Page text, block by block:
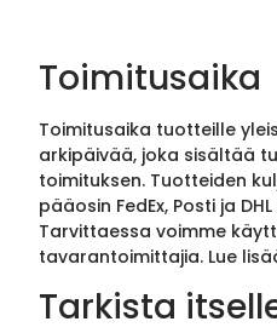
Toimitusaika
Toimitusaika tuotteille
arkipäivää, joka sisältää
toimituksen. Tuotteiden
pääosin FedEx, Posti ja
Tarvittaessa voimme
tavarantoimittajia. Lue
Tarkista